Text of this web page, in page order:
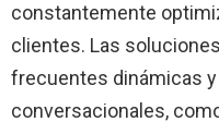
constantemente
clientes. Las
frecuentes dinámicas
conversacionales,